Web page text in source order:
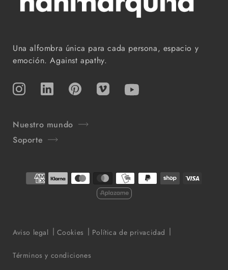
Una alfombra única para cada persona, espacio y
emoción. Against apathy.
InstagramTikTok Pinterest Vimeo YouTube
Nuestro mundo
Soporte
Aviso legal Cookies Política de privacidad
Términos y condiciones
Formas